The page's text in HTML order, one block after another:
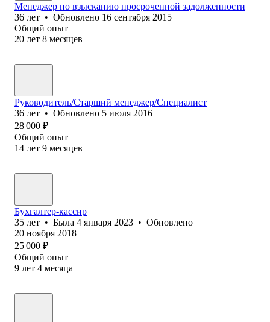
Менеджер по взысканию просроченной задолженности
36 лет • Обновлено 16 сентября 2015
Общий опыт
20 лет 8 месяцев
Руководитель/Старший менеджер/Специалист
36 лет • Обновлено 5 июля 2016
28 000 ₽
Общий опыт
14 лет 9 месяцев
Бухгалтер-кассир
35 лет • Была 4 января 2023 • Обновлено
20 ноября 2018
25 000 ₽
Общий опыт
9 лет 4 месяца